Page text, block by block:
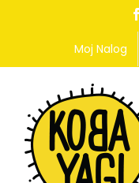
Moj Nalog